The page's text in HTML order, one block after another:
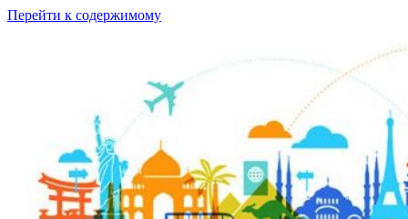
Перейти к содержимому